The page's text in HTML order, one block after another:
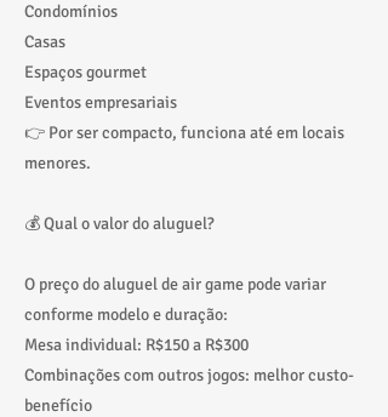
Condomínios
Casas
Espaços gourmet
Eventos empresariais
👉 Por ser compacto, funciona até em locais
menores.
💰 Qual o valor do aluguel?
O preço do aluguel de air game pode variar
conforme modelo e duração:
Mesa individual: R$150 a R$300
Combinações com outros jogos: melhor custo-
benefício